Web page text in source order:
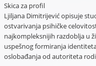
Skica za profil
Ljiljana Dimitrijević opisuje
ostvarivanja psihičke
najkompleksnijih razdoblja u
uspešnog formiranja
oslobađanja od autoriteta